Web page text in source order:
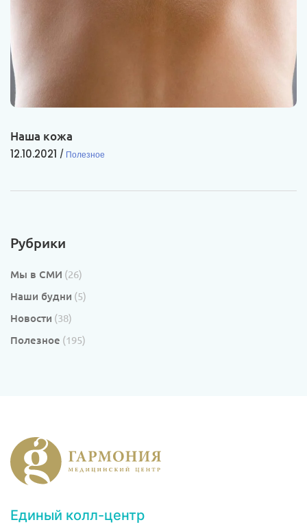
Наша кожа
12.10.2021 Полезное
Рубрики
Мы в СМИ (26)
Наши будни (5)
Новости (38)
Полезное (195)
Единый колл-центр